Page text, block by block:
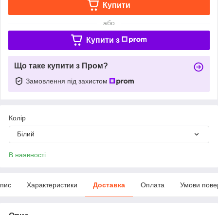
Купити
або
Купити з
Що таке купити з Пром?
Замовлення під захистом
Колір
Білий
В наявності
Характеристики Доставка Оплата Умови